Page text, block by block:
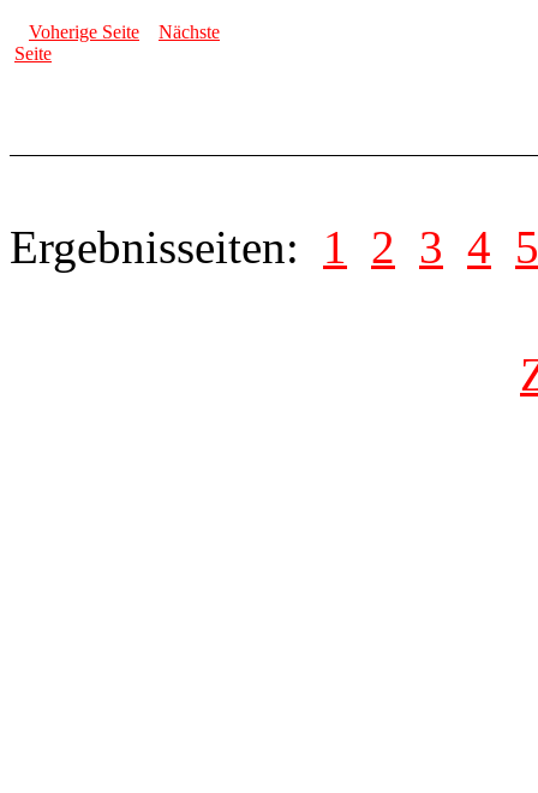
Voherige Seite
Nächste
Seite
Ergebnisseiten: 1 2 3 4 5